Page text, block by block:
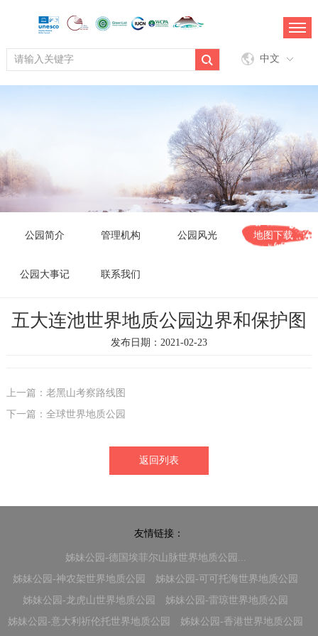
中文
公园简介 管理机构 公园风光 地图下载
公园大事记 联系我们
五大连池世界地质公园边界和保护图
发布日期：2021-02-23
上一篇：老黑山考察路线图
下一篇：全球世界地质公园
返回列表
友情链接：
姊妹公园-德国埃菲尔山脉世界地质公园...
姊妹公园-神农架世界地质公园
姊妹公园-可可托海世界地质公园
姊妹公园-龙虎山世界地质公园
姊妹公园-雷琼世界地质公园
姊妹公园-意大利祈伦托世界地质公园
姊妹公园-香港世界地质公园